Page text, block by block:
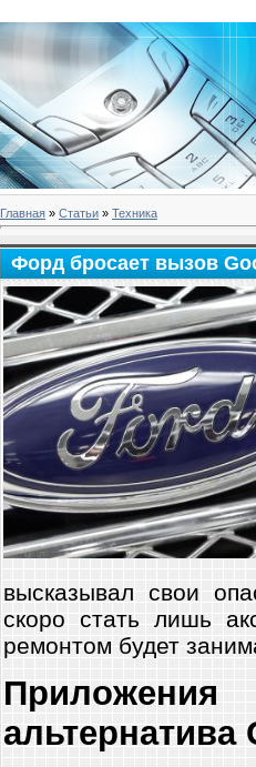
Главная » Статьи » Техника
Форд бросает вызов
высказывал свои
скоро стать лишь
ремонтом будет
альтернатива